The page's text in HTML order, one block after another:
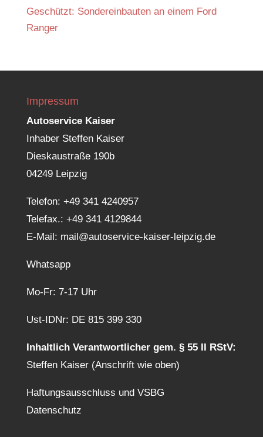
Geschützt: Sondereinbauten an einem Ford
Ranger
Impressum
Autoservice Kaiser
Inhaber Steffen Kaiser
Dieskaustraße 190b
04249 Leipzig
Telefon: +49 341 4240957
Telefax.: +49 341 4129844
E-Mail: mail@autoservice-kaiser-leipzig.de
Whatsapp
Mo-Fr: 7-17 Uhr
Ust-IDNr: DE 815 399 330
Inhaltlich Verantwortlicher gem. § 55 II RStV:
Steffen Kaiser (Anschrift wie oben)
Haftungsausschluss und VSBG
Datenschutz